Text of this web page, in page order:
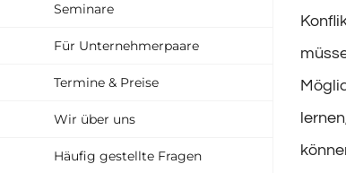
Seminare
Für Unternehmerpaare
Termine & Preise
Wir über uns
Häufig gestellte Fragen